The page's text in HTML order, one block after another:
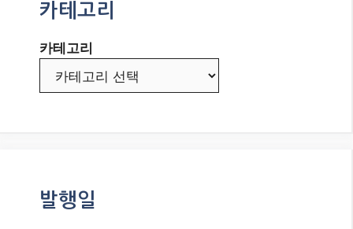
카테고리
카테고리
발행일